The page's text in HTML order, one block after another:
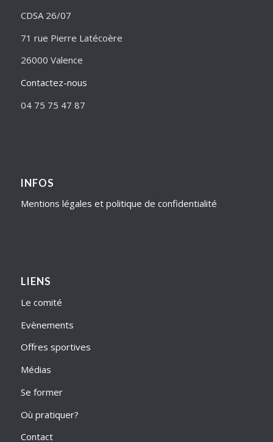
CDSA 26/07
71 rue Pierre Latécoère
26000 Valence
Contactez-nous
04 75 75 47 87
INFOS
Mentions légales et politique de confidentialité
LIENS
Le comité
Evènements
Offres sportives
Médias
Se former
Où pratiquer?
Contact